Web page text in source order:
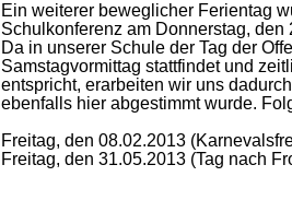
Ein weiterer beweglicher Ferientag
Schulkonferenz am Donnerstag, den
Da in unserer Schule der Tag der
Samstagvormittag stattfindet und
entspricht, erarbeiten wir uns
ebenfalls hier abgestimmt wurde.
Freitag, den 08.02.2013
Freitag, den 31.05.2013 (Tag nach